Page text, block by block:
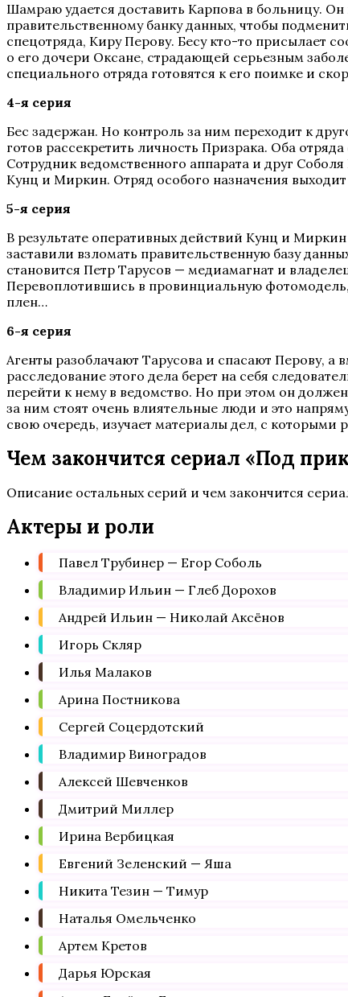
Шамраю удается доставить Карпова в больницу.
правительственному банку данных, чтобы
спецотряда, Киру Перову. Бесу кто-то присылает
о его дочери Оксане, страдающей серьезным
специального отряда готовятся к его поимке и
4-я серия
Бес задержан. Но контроль за ним переходит к
готов рассекретить личность Призрака. Оба
Сотрудник ведомственного аппарата и друг
Кунц и Миркин. Отряд особого назначения
5-я серия
В результате оперативных действий Кунц и
заставили взломать правительственную базу
становится Петр Тарусов — медиамагнат и
Перевоплотившись в провинциальную
плен…
6-я серия
Агенты разоблачают Тарусова и спасают Перову,
расследование этого дела берет на себя
перейти к нему в ведомство. Но при этом он
за ним стоят очень влиятельные люди и это
свою очередь, изучает материалы дел, с
Чем закончится сериал «Под
Описание остальных серий и чем закончится
Актеры и роли
Павел Трубинер — Егор Соболь
Владимир Ильин — Глеб Дорохов
Андрей Ильин — Николай Аксёнов
Игорь Скляр
Илья Малаков
Арина Постникова
Сергей Соцердотский
Владимир Виноградов
Алексей Шевченков
Дмитрий Миллер
Ирина Вербицкая
Евгений Зеленский — Яша
Никита Тезин — Тимур
Наталья Омельченко
Артем Кретов
Дарья Юрская